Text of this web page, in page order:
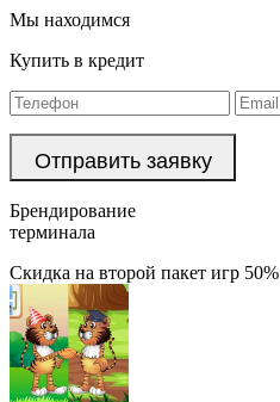
Мы находимся
Купить в кредит
Брендирование
терминала
Скидка на второй пакет игр 50%